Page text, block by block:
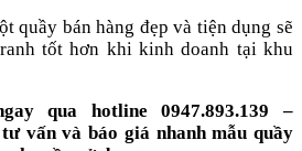
quầy bán hàng đẹp và tiện dụng sẽ
tốt hơn khi kinh doanh tại khu
qua hotline 0947.893.139 –
vấn và báo giá nhanh mẫu quầy